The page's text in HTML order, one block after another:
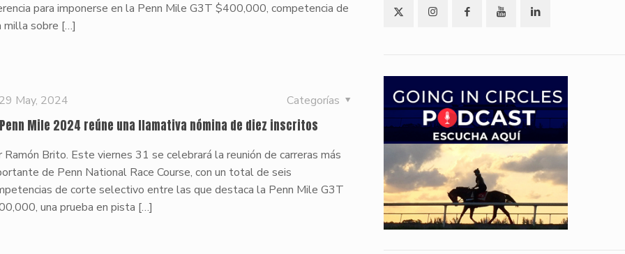
para imponerse en la Penn Mile G3T $400,000, competencia de
milla sobre […]
May, 2024 Categorías
Mile 2024 reúne una llamativa nómina de diez inscritos
Ramón Brito. Este viernes 31 se celebrará la reunión de carreras más
de Penn National Race Course, con un total de seis
de corte selectivo entre las que destaca la Penn Mile G3T
una prueba en pista […]